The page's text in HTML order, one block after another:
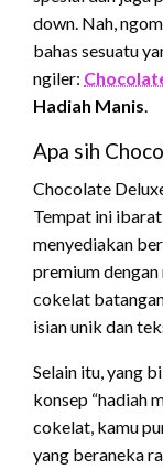
down. Nah,
bahas sesuatu
ngiler:
Hadiah Manis
Apa sih
Chocolate
Tempat ini
menyediakan
premium
cokelat
isian unik dan
Selain itu, yang
konsep “hadiah
cokelat, kamu
yang beraneka